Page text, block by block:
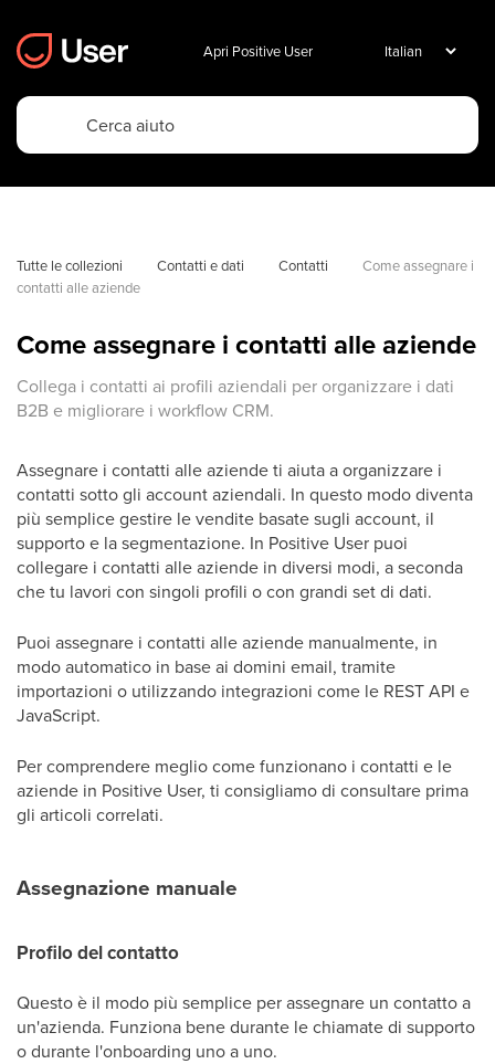
Apri Positive User
Tutte le collezioni Contatti e dati Contatti
Come assegnare i
contatti alle aziende
Come assegnare i contatti alle aziende
Collega i contatti ai profili aziendali per organizzare i dati
B2B e migliorare i workflow CRM.
Assegnare i contatti alle aziende ti aiuta a organizzare i
contatti sotto gli account aziendali. In questo modo diventa
più semplice gestire le vendite basate sugli account, il
supporto e la segmentazione. In Positive User puoi
collegare i contatti alle aziende in diversi modi, a seconda
che tu lavori con singoli profili o con grandi set di dati.
Puoi assegnare i contatti alle aziende manualmente, in
modo automatico in base ai domini email, tramite
importazioni o utilizzando integrazioni come le REST API e
JavaScript.
Per comprendere meglio come funzionano i contatti e le
aziende in Positive User, ti consigliamo di consultare prima
gli articoli correlati.
Assegnazione manuale
Profilo del contatto
Questo è il modo più semplice per assegnare un contatto a
un'azienda. Funziona bene durante le chiamate di supporto
o durante l'onboarding uno a uno.